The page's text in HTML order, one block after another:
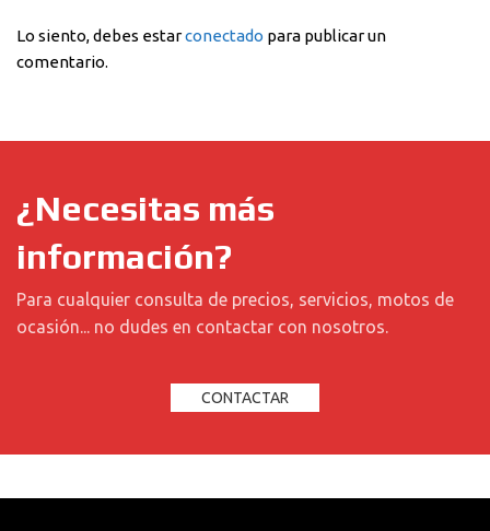
Lo siento, debes estarconectado para publicar un
comentario.
¿Necesitas más
información?
Para cualquier consulta de precios, servicios, motos de
ocasión... no dudes en contactar con nosotros.
CONTACTAR